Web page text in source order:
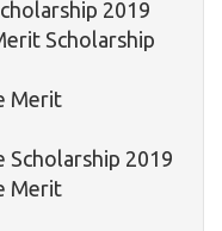
2019
Scholarship
Merit
Scholarship 2019
Merit